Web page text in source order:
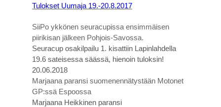
Tulokset Uumaja 19.-20.8.2017
SiiPo ykkönen seuracupissa ensimmäisen
piirikisan jälkeen Pohjois-Savossa.
Seuracup osakilpailu 1. kisattiin Lapinlahdella
19.6 sateisessa säässä, hienoin tuloksin!
20.06.2018
Marjaana paransi suomenennätystään Motonet
GP:ssä Espoossa
Marjaana Heikkinen paransi